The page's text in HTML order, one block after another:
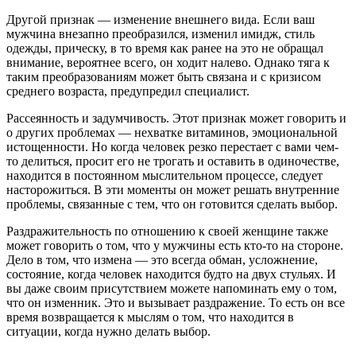
Другой признак — изменение внешнего вида. Если ваш
мужчина внезапно преобразился, изменил имидж, стиль
одежды, прическу, в то время как ранее на это не обращал
внимание, вероятнее всего, он ходит налево. Однако тяга к
таким преобразованиям может быть связана и с кризисом
среднего возраста, предупредил специалист.
Рассеянность и задумчивость. Этот признак может говорить и
о других проблемах — нехватке витаминов, эмоциональной
истощенности. Но когда человек резко перестает с вами чем-
то делиться, просит его не трогать и оставить в одиночестве,
находится в постоянном мыслительном процессе, следует
насторожиться. В эти моменты он может решать внутренние
проблемы, связанные с тем, что он готовится сделать выбор.
Раздражительность по отношению к своей женщине также
может говорить о том, что у мужчины есть кто-то на стороне.
Дело в том, что измена — это всегда обман, усложнение,
состояние, когда человек находится будто на двух стульях. И
вы даже своим присутствием можете напоминать ему о том,
что он изменник. Это и вызывает раздражение. То есть он все
время возвращается к мыслям о том, что находится в
ситуации, когда нужно делать выбор.